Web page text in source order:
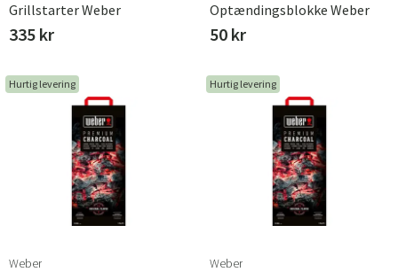
Grillstarter Weber
335 kr
Optændingsblokke Weber
50 kr
Hurtig levering
Weber
Hurtig levering
Weber